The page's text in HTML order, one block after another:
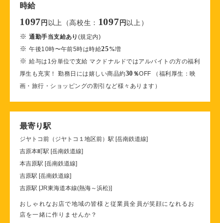
時給
1097 円 以上（高校生： 1097 円 以上）
※通勤手当支給あり (規定内)
※午後10時〜午前5時は時給25%増
※給与は1分単位で支給 マクドナルドではアルバイトの方の福利
厚生も充実！ 勤務日には嬉しい商品約30 ％OFF （福利厚生：映
画・旅行・ショッピングの割引など様々あります）
最寄り駅
ジヤトコ前（ジヤトコ１地区前）駅 [岳南鉄道線]
吉原本町駅 [岳南鉄道線]
本吉原駅 [岳南鉄道線]
吉原駅 [岳南鉄道線]
吉原駅 [JR東海道本線(熱海～浜松)]
おしゃれなお店で地域の皆様と従業員全員が笑顔になれるお
店を一緒に作りませんか？